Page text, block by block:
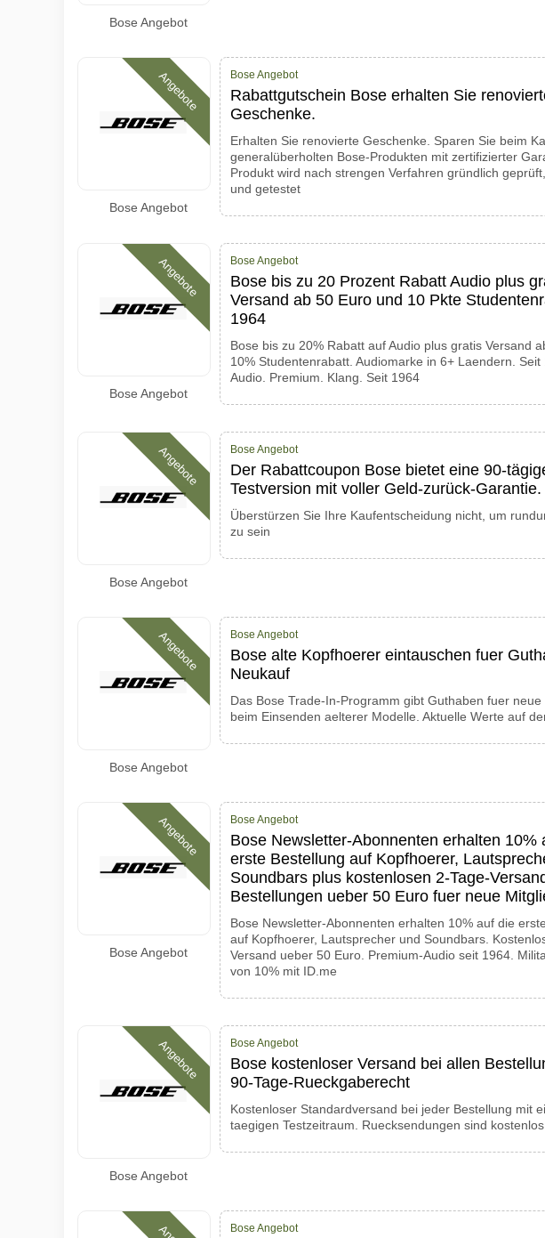
Bose Angebot
Angebote
Bose Angebot
Bose Angebot
Rabattgutschein Bose erhalten Sie
Geschenke.
Erhalten Sie renovierte Geschenke. Sparen Sie beim
generalüberholten Bose-Produkten mit zertifizierter
Produkt wird nach strengen Verfahren gründlich
und getestet
Angebote
Bose Angebot
Bose Angebot
Bose bis zu 20 Prozent Rabatt Audio plus
Versand ab 50 Euro und 10 Pkte
1964
Bose bis zu 20% Rabatt auf Audio plus gratis Versand
10% Studentenrabatt. Audiomarke in 6+ Laendern. Seit
Audio. Premium. Klang. Seit 1964
Angebote
Bose Angebot
Bose Angebot
Der Rabattcoupon Bose bietet eine 90-
Testversion mit voller Geld-zurück-Garantie.
Überstürzen Sie Ihre Kaufentscheidung nicht, um
zu sein
Angebote
Bose Angebot
Bose Angebot
Bose alte Kopfhoerer eintauschen fuer
Neukauf
Das Bose Trade-In-Programm gibt Guthaben fuer
beim Einsenden aelterer Modelle. Aktuelle Werte auf
Angebote
Bose Angebot
Bose Angebot
Bose Newsletter-Abonnenten erhalten 10%
erste Bestellung auf Kopfhoerer,
Soundbars plus kostenlosen 2-Tage-
Bestellungen ueber 50 Euro fuer neue
Bose Newsletter-Abonnenten erhalten 10% auf die
auf Kopfhoerer, Lautsprecher und Soundbars.
Versand ueber 50 Euro. Premium-Audio seit 1964.
von 10% mit ID.me
Angebote
Bose Angebot
Bose Angebot
Bose kostenloser Versand bei allen
90-Tage-Rueckgaberecht
Kostenloser Standardversand bei jeder Bestellung mit
taegigen Testzeitraum. Ruecksendungen sind kostenlos
Bose Angebot